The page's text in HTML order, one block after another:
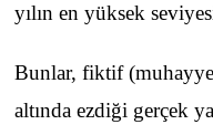
yılın en yüksek
Bunlar, fiktif
altında ezdiği gerçek